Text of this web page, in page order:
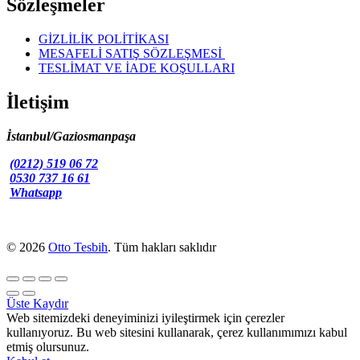
Sözleşmeler
GİZLİLİK POLİTİKASI
MESAFELİ SATIŞ SÖZLEŞMESİ
TESLİMAT VE İADE KOŞULLARI
İletişim
İstanbul/Gaziosmanpaşa
(0212) 519 06 72
0530 737 16 61
Whatsapp
© 2026 Otto Tesbih. Tüm hakları saklıdır
Üste Kaydır
Web sitemizdeki deneyiminizi iyileştirmek için çerezler
kullanıyoruz. Bu web sitesini kullanarak, çerez kullanımımızı kabul
etmiş olursunuz.